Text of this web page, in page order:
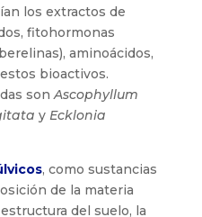
los extractos de
fitohormonas
aminoácidos,
bioactivos.
son Ascophyllum
y Ecklonia
, como sustancias
de la materia
del suelo, la